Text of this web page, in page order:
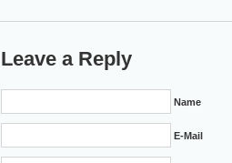
Leave a Reply
Name
E-Mail